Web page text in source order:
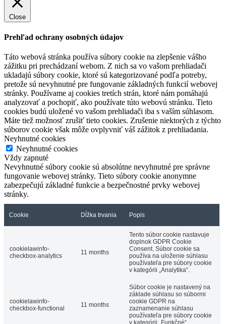
Close
Prehľad ochrany osobných údajov
Táto webová stránka používa súbory cookie na zlepšenie vášho
zážitku pri prechádzaní webom. Z nich sa vo vašom prehliadači
ukladajú súbory cookie, ktoré sú kategorizované podľa potreby,
pretože sú nevyhnutné pre fungovanie základných funkcií webovej
stránky. Používame aj cookies tretích strán, ktoré nám pomáhajú
analyzovať a pochopiť, ako používate túto webovú stránku. Tieto
cookies budú uložené vo vašom prehliadači iba s vaším súhlasom.
Máte tiež možnosť zrušiť tieto cookies. Zrušenie niektorých z týchto
súborov cookie však môže ovplyvniť váš zážitok z prehliadania.
Neyhnutné cookies
Neyhnutné cookies
Vždy zapnuté
Nevyhnutné súbory cookie sú absolútne nevyhnutné pre správne
fungovanie webovej stránky. Tieto súbory cookie anonymne
zabezpečujú základné funkcie a bezpečnostné prvky webovej
stránky.
Cookie Dĺžka trvania Popis
cookielawinfo-
checkbox-analytics
11 months
Tento súbor cookie nastavuje
doplnok GDPR Cookie
Consent. Súbor cookie sa
používa na uloženie súhlasu
používateľa pre súbory cookie
v kategórii „Analytika“.
cookielawinfo-
checkbox-functional
11 months
Súbor cookie je nastavený na
základe súhlasu so súbormi
cookie GDPR na
zaznamenanie súhlasu
používateľa pre súbory cookie
v kategórii „Funkčné“.